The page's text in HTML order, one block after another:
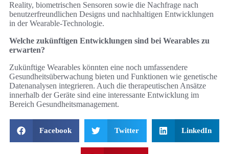
Reality, biometrischen Sensoren sowie die Nachfrage nach
benutzerfreundlichen Designs und nachhaltigen Entwicklungen
in der Wearable-Technologie.
Welche zukünftigen Entwicklungen sind bei Wearables zu
erwarten?
Zukünftige Wearables könnten eine noch umfassendere
Gesundheitsüberwachung bieten und Funktionen wie genetische
Datenanalysen integrieren. Auch die therapeutischen Ansätze
innerhalb der Geräte sind eine interessante Entwicklung im
Bereich Gesundheitsmanagement.
Facebook Twitter LinkedIn